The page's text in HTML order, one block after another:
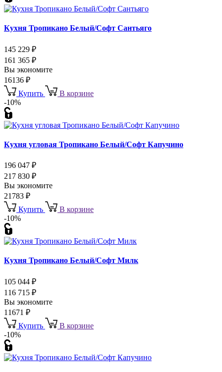
Кухня Тропикано Белый/Софт Сантьяго
145 229 ₽
161 365 ₽
Вы экономите
16136 ₽
Купить
В корзине
-10%
Кухня угловая Тропикано Белый/Софт Капучино
196 047 ₽
217 830 ₽
Вы экономите
21783 ₽
Купить
В корзине
-10%
Кухня Тропикано Белый/Софт Милк
105 044 ₽
116 715 ₽
Вы экономите
11671 ₽
Купить
В корзине
-10%